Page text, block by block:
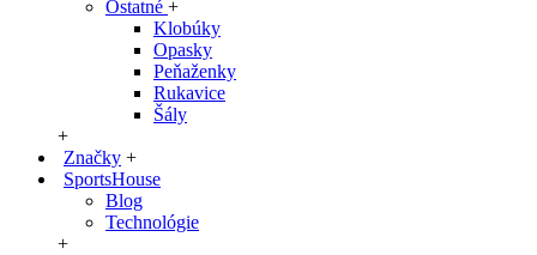
Ostatné +
Klobúky
Opasky
Peňaženky
Rukavice
Šály
+
Značky +
SportsHouse
Blog
Technológie
+